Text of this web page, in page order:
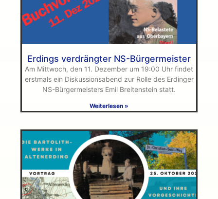
Erdings verdrängter NS-Bürgermeister
Am Mittwoch, den 11. Dezember um 19:00 Uhr findet
erstmals ein Diskussionsabend zur Rolle des Erdinger
NS-Bürgermeisters Emil Breitenstein statt.
Weiterlesen »